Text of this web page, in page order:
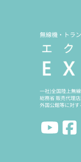
無線機・トラ
一社)全国陸上無
総務省 販売代理
外国公館等に対